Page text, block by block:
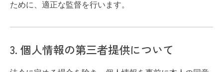
ために、適正な監督を行います。
3. 個人情報の第三者提供について